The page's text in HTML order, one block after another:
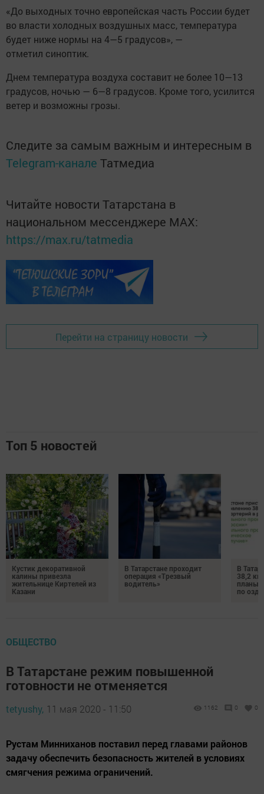
«До выходных точно европейская часть России будет
во власти холодных воздушных масс, температура
будет ниже нормы на 4—5 градусов», —
отметил синоптик.
Днем температура воздуха составит не более 10—13
градусов, ночью — 6—8 градусов. Кроме того, усилится
ветер и возможны грозы.
Следите за самым важным и интересным в
Telegram-канале Татмедиа
Читайте новости Татарстана в
национальном мессенджере MАХ:
https://max.ru/tatmedia
Перейти на страницу новости
Топ 5 новостей
Кустик декоративной
калины привезла
жительнице Киртелей из
Казани
В Татарстане проходит
операция «Трезвый
водитель»
В
38,2 км
планы
по
ОБЩЕСТВО
В Татарстане режим повышенной
готовности не отменяется
tetyushy, 11 мая 2020 - 11:50 1162 0 0
Рустам Минниханов поставил перед главами районов
задачу обеспечить безопасность жителей в условиях
смягчения режима ограничений.